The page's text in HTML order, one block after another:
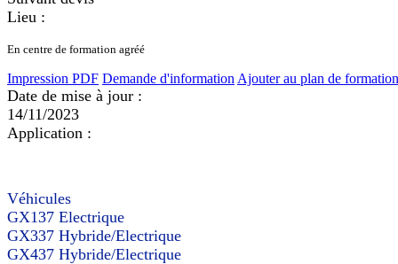
Lieu :
En centre de formation agréé
Impression PDF Demande d'information Ajouter au plan de formation
Date de mise à jour :
14/11/2023
Application :
Véhicules
GX137 Electrique
GX337 Hybride/Electrique
GX437 Hybride/Electrique